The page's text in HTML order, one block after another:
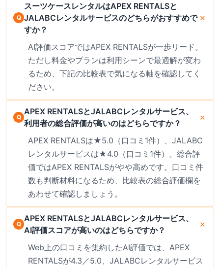
スーツケースレンタルはAPEX RENTALSと
JALABCレンタルサービスのどちらがおすすめで
すか？
AI評価スコアではAPEX RENTALSが一歩リード。
ただし料金やプランは利用シーンで最適解が変わ
るため、下記の比較表で気になる軸を確認してく
ださい。
APEX RENTALSとJALABCレンタルサービス、
利用者の総合評価が高いのはどちらですか？
APEX RENTALSは★5.0（口コミ1件）、JALABC
レンタルサービスは★4.0（口コミ1件）。総合評
価ではAPEX RENTALSがやや高めです。口コミ件
数も判断材料になるため、比較表の総合評価欄を
あわせて確認しましょう。
APEX RENTALSとJALABCレンタルサービス、
AI評価スコアが高いのはどちらですか？
Web上の口コミを集約したAI評価では、APEX
RENTALSが4.3／5.0、JALABCレンタルサービス